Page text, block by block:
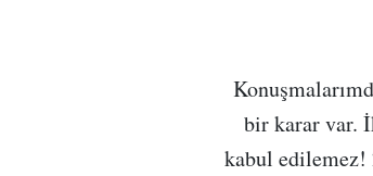
bir karar var.
kabul edilemez!